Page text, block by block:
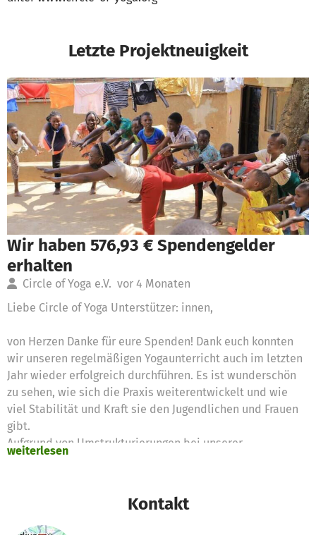
Letzte Projektneuigkeit
Wir haben 576,93 € Spendengelder
erhalten
Circle of Yoga e.V. vor 4 Monaten
Liebe Circle of Yoga Unterstützer: innen,
von Herzen Danke für eure Spenden! Dank euch konnten
wir unseren regelmäßigen Yogaunterricht auch im letzten
Jahr wieder erfolgreich durchführen. Es ist wunderschön
zu sehen, wie sich die Praxis weiterentwickelt und wie
viel Stabilität und Kraft sie den Jugendlichen und Frauen
gibt.
Aufgrund von Umstrukturierungen bei unserer
Kooperationseinrichtung wechseln.
Das Vertrauen und die Zusammenarbeit mit unserer
Yogalehrerin Joy sind weiter gewachsen und so ist sie bei
weiterlesen
Kontakt